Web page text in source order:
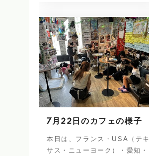
7月22日のカフェの様子
本日は、フランス・USA（テキ
サス・ニューヨーク）・愛知・